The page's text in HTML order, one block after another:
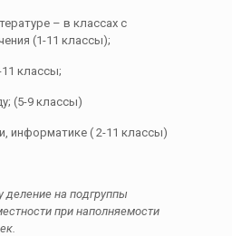
– в классах с
(1-11 классы);
классы;
(5-9 классы)
информатике ( 2-11 классы)
деление на подгруппы
при наполняемости